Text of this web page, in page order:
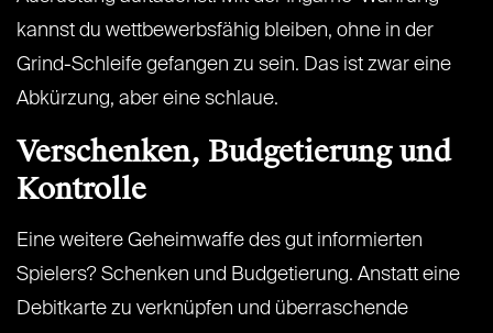
kannst du wettbewerbsfähig bleiben, ohne in der
Grind-Schleife gefangen zu sein. Das ist zwar eine
Abkürzung, aber eine schlaue.
Verschenken, Budgetierung und
Kontrolle
Eine weitere Geheimwaffe des gut informierten
Spielers? Schenken und Budgetierung. Anstatt eine
Debitkarte zu verknüpfen und überraschende